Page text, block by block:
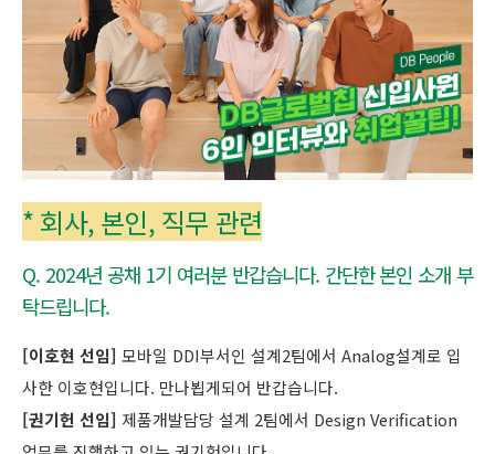
* 회사, 본인, 직무 관련
Q. 2024년 공채 1기 여러분 반갑습니다. 간단한 본인 소개 부
탁드립니다.
[이호현 선임] 모바일 DDI부서인 설계2팀에서 Analog설계로 입
사한 이호현입니다. 만나뵙게되어 반갑습니다.
[권기헌 선임] 제품개발담당 설계 2팀에서 Design Verification